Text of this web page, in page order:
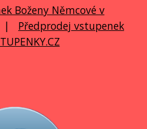
Boženy Němcové v
| Předprodej vstupenek